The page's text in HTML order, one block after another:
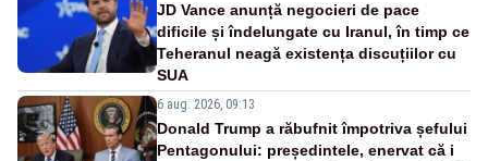
JD Vance anunță negocieri de pace
dificile și îndelungate cu Iranul, în timp ce
Teheranul neagă existența discuțiilor cu
SUA
6 aug. 2026, 09:13
Donald Trump a răbufnit împotriva șefului
Pentagonului: președintele, enervat că i